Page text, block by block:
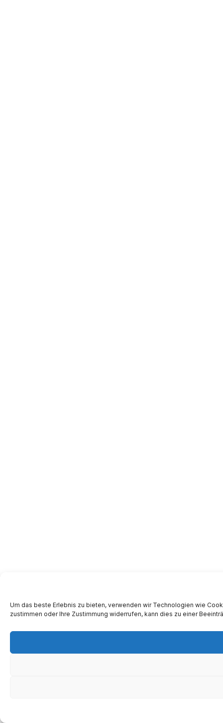
Um das beste Erlebnis zu bieten, verwenden wir Technologien wie
zustimmen oder Ihre Zustimmung widerrufen, kann dies zu einer